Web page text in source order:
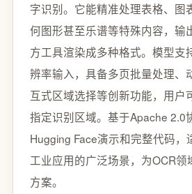
字识别。它能精准处理表格、图
何图形甚至乐谱等特殊内容，输
方工具渲染成多种格式。模型支
辨率输入，具备多页批量处理、
互式区域选择等创新功能，用户
指定识别区域。基于Apache 2.0
Hugging Face演示和完整代码，
工业应用的广泛场景，为OCR领
方案。